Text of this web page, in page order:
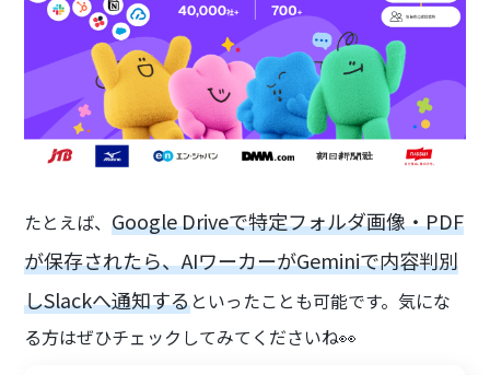
たとえば、Google Driveで特定フォルダ画像・PDF
が保存されたら、AIワーカーがGeminiで内容判別
しSlackへ通知するといったことも可能です。気にな
る方はぜひチェックしてみてくださいね👀